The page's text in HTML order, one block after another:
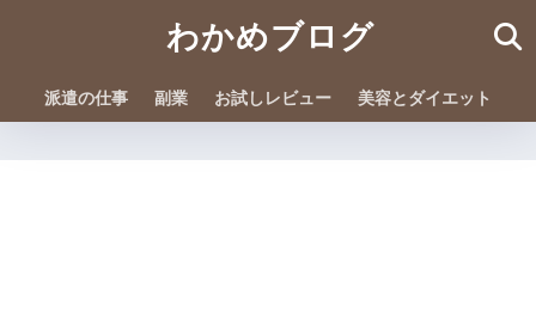
わかめブログ
派遣の仕事 副業 お試しレビュー 美容とダイエット